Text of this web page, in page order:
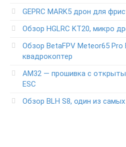
GEPRC MARK5 дрон для
Обзор HGLRC KT20, микро
Обзор BetaFPV Meteor65 Pro
квадрокоптер
АМ32 — прошивка с
ESC
Обзор BLH S8, один из